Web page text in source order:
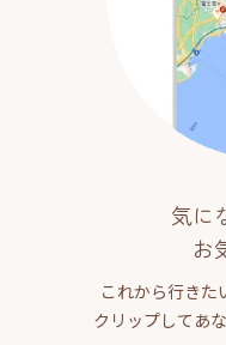
気に
お
これから行きた
クリップしてあ